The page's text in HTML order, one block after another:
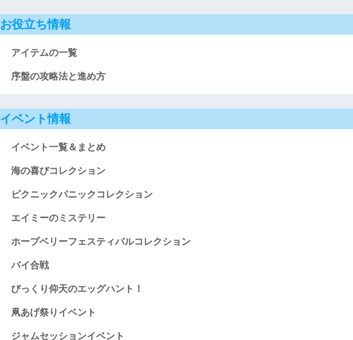
お役立ち情報
アイテムの一覧
序盤の攻略法と進め方
イベント情報
イベント一覧＆まとめ
海の喜びコレクション
ピクニックパニックコレクション
エイミーのミステリー
ホープベリーフェスティバルコレクション
パイ合戦
びっくり仰天のエッグハント！
凧あげ祭りイベント
ジャムセッションイベント